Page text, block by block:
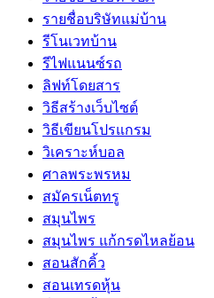
รายชื่อบริษัทแม่บ้าน
รีโนเวทบ้าน
รีไฟแนนซ์รถ
ลิฟท์โดยสาร
วิธีสร้างเว็บไซต์
วิธีเขียนโปรแกรม
วิเคราะห์บอล
ศาลพระพรหม
สมัครเน็ตทรู
สมุนไพร
สมุนไพร แก้กรดไหลย้อน
สอนสักคิ้ว
สอนเทรดหุ้น